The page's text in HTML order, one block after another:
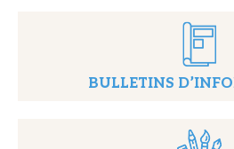
BULLETINS